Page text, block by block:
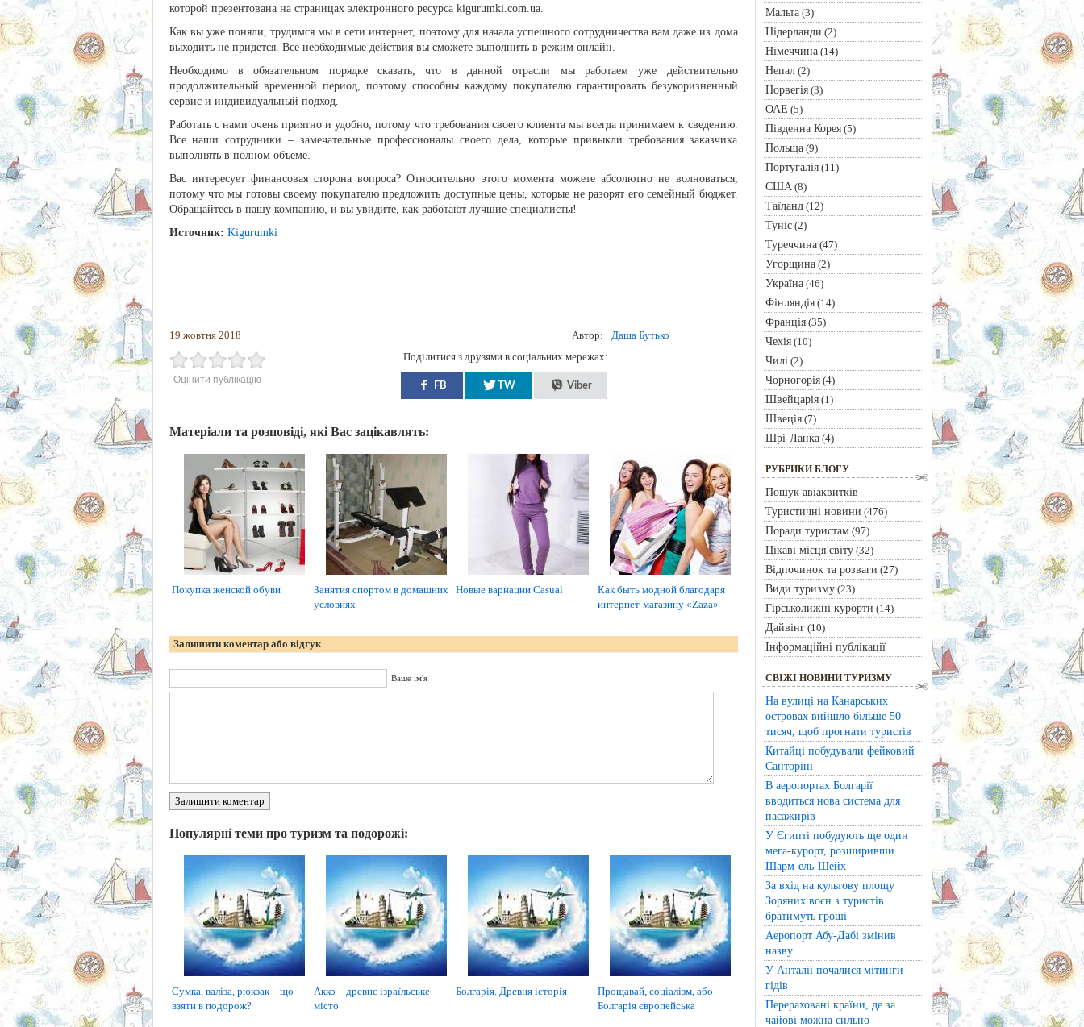
которой презентована на страницах электронного ресурса kigurumki.com.ua.
Как вы уже поняли, трудимся мы в сети интернет, поэтому для начала успешного сотрудничества вам даже из дома
выходить не придется. Все необходимые действия вы сможете выполнить в режим онлайн.
Необходимо в обязательном порядке сказать, что в данной отрасли мы работаем уже действительно
продолжительный временной период, поэтому способны каждому покупателю гарантировать безукоризненный
сервис и индивидуальный подход.
Работать с нами очень приятно и удобно, потому что требования своего клиента мы всегда принимаем к сведению.
Все наши сотрудники – замечательные профессионалы своего дела, которые привыкли требования заказчика
выполнять в полном объеме.
Вас интересует финансовая сторона вопроса? Относительно этого момента можете абсолютно не волноваться,
потому что мы готовы своему покупателю предложить доступные цены, которые не разорят его семейный бюджет.
Обращайтесь в нашу компанию, и вы увидите, как работают лучшие специалисты!
Источник: Kigurumki
19 жовтня 2018 Автор: Даша Бутько
Оцінити публікацію
Поділитися з друзями в соціальних мережах:
FB TW Viber
Матеріали та розповіді, які Вас зацікавлять:
Покупка женской обуви
Занятия спортом в домашних
условиях
Новые вариации Casual
Как быть модной благодаря
интернет-магазину «Zaza»
Залишити коментар або відгук
Ваше ім'я
Залишити коментар
Популярні теми про туризм та подорожі:
Сумка, валіза, рюкзак – що
взяти в подорож?
Акко – древнє ізраїльське
місто
Болгарія. Древня історія
Прощавай, соціалізм, або
Болгарія європейська
Мальта(3)
Нідерланди (2)
Німеччина(14)
Непал(2)
Норвегія(3)
ОАЕ (5)
Південна Корея(5)
Польща(9)
Португалія(11)
США(8)
Таїланд(12)
Туніс(2)
Туреччина(47)
Угорщина(2)
Україна(46)
Фінляндія(14)
Франція(35)
Чехія(10)
Чилі(2)
Чорногорія(4)
Швейцарія(1)
Швеція(7)
Шрі-Ланка(4)
РУБРИКИ БЛОГУ
Пошук авіаквитків
Туристичні новини (476)
Поради туристам(97)
Цікаві місця світу(32)
Відпочинок та розваги (27)
Види туризму(23)
Гірськолижні курорти (14)
Дайвінг(10)
Інформаційні публікації
СВІЖІ НОВИНИ ТУРИЗМУ
На вулиці на Канарських
островах вийшло більше 50
тисяч, щоб прогнати туристів
Китайці побудували фейковий
Санторіні
В аеропортах Болгарії
вводиться нова система для
пасажирів
У Єгипті побудують ще один
мега-курорт, розширивши
Шарм-ель-Шейх
За вхід на культову площу
Зоряних воєн з туристів
братимуть гроші
Аеропорт Абу-Дабі змінив
назву
У Анталії почалися мітинги
гідів
Перераховані країни, де за
чайові можна сильно